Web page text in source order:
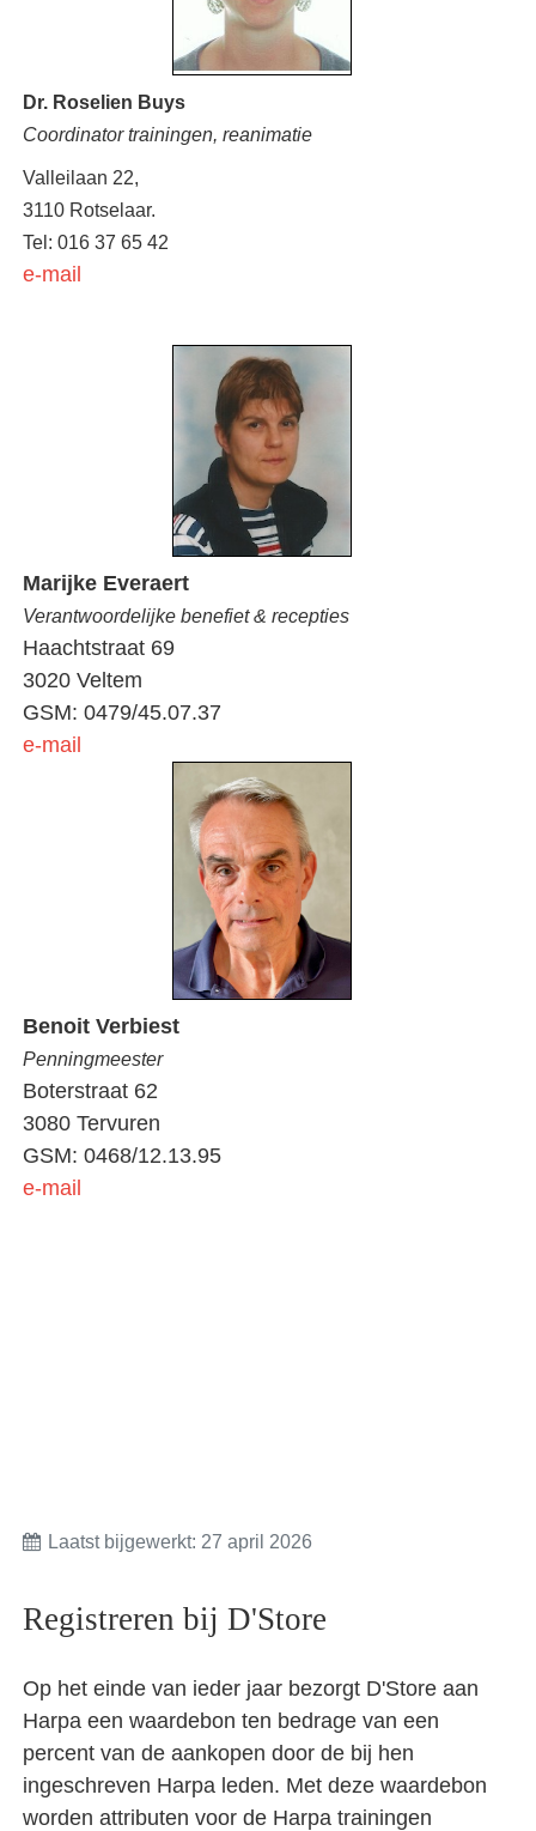
Dr. Roselien Buys
Coordinator trainingen, reanimatie
Valleilaan 22,
3110 Rotselaar.
Tel: 016 37 65 42
e-mail
Marijke Everaert
Verantwoordelijke benefiet & recepties
Haachtstraat 69
3020 Veltem
GSM: 0479/45.07.37
e-mail
Benoit Verbiest
Penningmeester
Boterstraat 62
3080 Tervuren
GSM: 0468/12.13.95
e-mail
Laatst bijgewerkt: 27 april 2026
Registreren bij D'Store
Op het einde van ieder jaar bezorgt D'Store aan
Harpa een waardebon ten bedrage van een
percent van de aankopen door de bij hen
ingeschreven Harpa leden. Met deze waardebon
worden attributen voor de Harpa trainingen